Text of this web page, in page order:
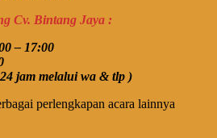
Cv. Bintang Jaya :
– 17:00
jam melalui wa & tlp )
perlengkapan acara lainnya